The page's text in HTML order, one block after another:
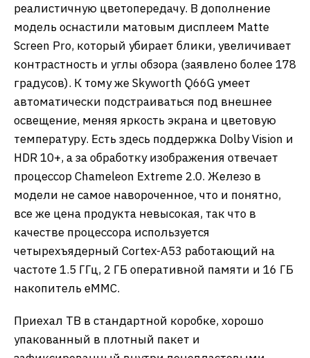
реалистичную цветопередачу. В дополнение
модель оснастили матовым дисплеем Matte
Screen Pro, который убирает блики, увеличивает
контрастность и углы обзора (заявлено более 178
градусов). К тому же Skyworth Q66G умеет
автоматически подстраиваться под внешнее
освещение, меняя яркость экрана и цветовую
температуру. Есть здесь поддержка Dolby Vision и
HDR 10+, а за обработку изображения отвечает
процессор Chameleon Extreme 2.0. Железо в
модели не самое навороченное, что и понятно,
все же цена продукта невысокая, так что в
качестве процессора используется
четырехъядерный Cortex-A53 работающий на
частоте 1.5 ГГц, 2 ГБ оперативной памяти и 16 ГБ
накопитель eMMC.
Приехал ТВ в стандартной коробке, хорошо
упакованный в плотный пакет и